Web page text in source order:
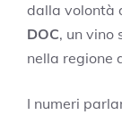
dalla volontà
DOC, un
nella regione
I numeri